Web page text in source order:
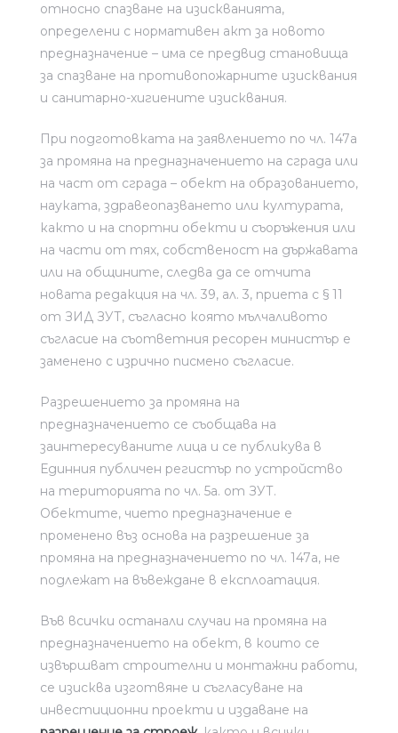
относно спазване на изискванията,
определени с нормативен акт за новото
предназначение – има се предвид становища
за спазване на противопожарните изисквания
и санитарно-хигиените изисквания.
При подготовката на заявлението по чл. 147а
за промяна на предназначението на сграда или
на част от сграда – обект на образованието,
науката, здравеопазването или културата,
както и на спортни обекти и съоръжения или
на части от тях, собственост на държавата
или на общините, следва да се отчита
новата редакция на чл. 39, ал. 3, приета с § 11
от ЗИД ЗУТ, съгласно която мълчаливото
съгласие на съответния ресорен министър е
заменено с изрично писмено съгласие.
Разрешението за промяна на
предназначението се съобщава на
заинтересуваните лица и се публикува в
Единния публичен регистър по устройство
на територията по чл. 5а. от ЗУТ.
Обектите, чието предназначение е
променено въз основа на разрешение за
промяна на предназначението по чл. 147а, не
подлежат на въвеждане в експлоатация.
Във всички останали случаи на промяна на
предназначението на обект, в които се
извършват строителни и монтажни работи,
се изисква изготвяне и съгласуване на
инвестиционни проекти и издаване на